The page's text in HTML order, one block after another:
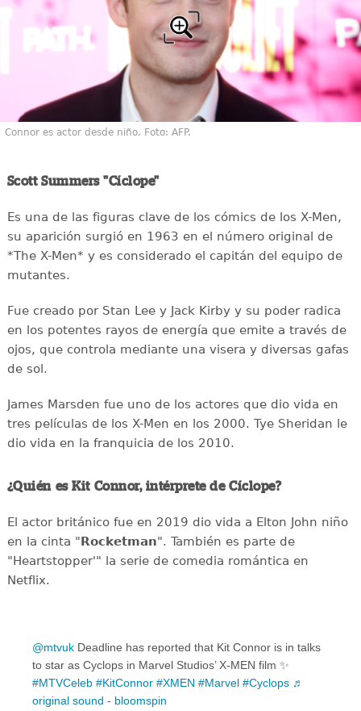
Connor es actor desde niño. Foto: AFP.
Scott Summers "Cíclope"
Es una de las figuras clave de los cómics de los X-Men,
su aparición surgió en 1963 en el número original de
*The X-Men* y es considerado el capitán del equipo de
mutantes.
Fue creado por Stan Lee y Jack Kirby y su poder radica
en los potentes rayos de energía que emite a través de
ojos, que controla mediante una visera y diversas gafas
de sol.
James Marsden fue uno de los actores que dio vida en
tres películas de los X-Men en los 2000. Tye Sheridan le
dio vida en la franquicia de los 2010.
¿Quién es Kit Connor, intérprete de Cíclope?
El actor británico fue en 2019 dio vida a Elton John niño
en la cinta " Rocketman". También es parte de
"Heartstopper'" la serie de comedia romántica en
Netflix.
@mtvuk Deadline has reported that Kit Connor is in talks
to star as Cyclops in Marvel Studios’ X-MEN film ✨
#MTVCeleb #KitConnor #XMEN #Marvel #Cyclops ♬
original sound - bloomspin